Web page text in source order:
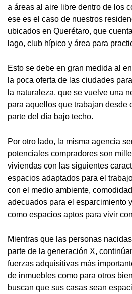
a áreas al aire libre dentro de los
ese es el caso de nuestros
ubicados en Querétaro, que
lago, club hípico y área para
Esto se debe en gran medida al
la poca oferta de las ciudades
la naturaleza, que se vuelve una
para aquellos que trabajan desde
parte del día bajo techo.
Por otro lado, la misma agencia
potenciales compradores son
viviendas con las siguientes
espacios adaptados para el
con el medio ambiente,
adecuados para el esparcimiento
como espacios aptos para vivir
Mientras que las personas
parte de la generación X,
fuerzas adquisitivas más
de inmuebles como para otros
buscan que sus casas sean